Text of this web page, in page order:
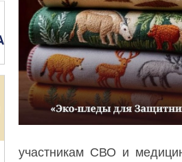
участникам СВО и